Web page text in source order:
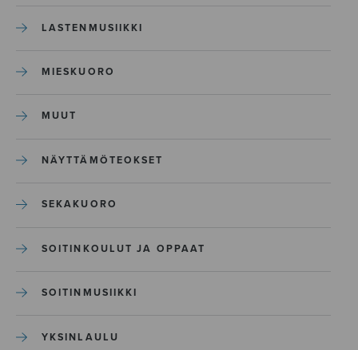
LASTENMUSIIKKI
MIESKUORO
MUUT
NÄYTTÄMÖTEOKSET
SEKAKUORO
SOITINKOULUT JA OPPAAT
SOITINMUSIIKKI
YKSINLAULU